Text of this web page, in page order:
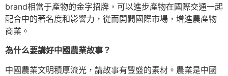
brand相當于產物的金字招牌，可以進步產物在國際交通一起
配合中的著名度和影響力，從而開闢國際市場，增進農產物
商業。
為什么要講好中國農業故事？
中國農業文明積厚流光，講故事有豐盛的素材。農業是中國